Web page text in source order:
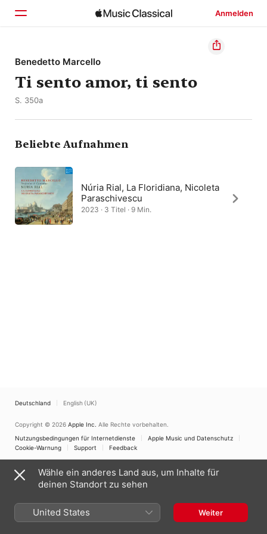
Anmelden
Startseite
Entdecken
Benedetto Marcello
Ti sento amor, ti sento
S. 350a
Beliebte Aufnahmen
Núria Rial, La Floridiana, Nicoleta
Paraschivescu
2023 · 3 Titel · 9 Min.
Deutschland English (UK)
Copyright © 2026 Apple Inc. Alle Rechte vorbehalten.
Nutzungsbedingungen für Internetdienste
Apple Music und Datenschutz
Cookie-Warnung
Support Feedback
Wähle ein anderes Land aus, um Inhalte für
deinen Standort zu sehen
United States Weiter